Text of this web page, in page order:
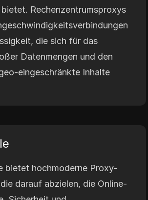
Rechenzentrumsproxys
die sich für das
Datenmengen und den
eingeschränkte Inhalte
bietet hochmoderne Proxy-
darauf abzielen, die Online-